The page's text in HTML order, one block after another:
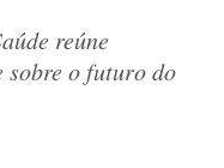
reúne
sobre o futuro do